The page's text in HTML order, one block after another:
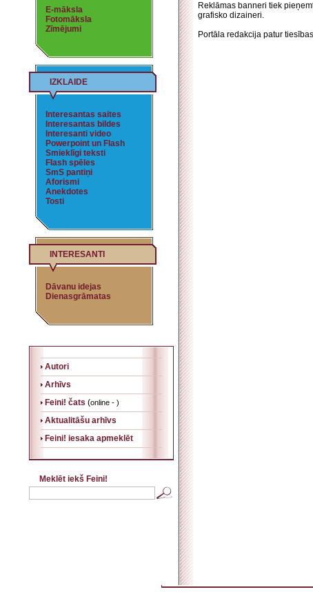
E-māksla
Fotomāksla
Zīmējumi
IZKLAIDE
Interesantas saites
Interesantas bildes
Interesanti video
Powerpoint un Flash
Smieklīgi teksti
Flash spēles
SmS pantiņi
Aforismi
Anekdotes
Tosti
INTERESANTI
Dāvanu idejas
Dienasgrāmatas
Autori
Arhīvs
Feini! čats (online - )
Aktualitāšu arhīvs
Feini! iesaka apmeklēt
Meklēt iekš Feini!
Reklāmas banneri tiek
grafisko dizaineri.
Portāla redakcija patur